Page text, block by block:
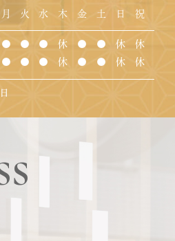
月 火 水 木 金 土 日 祝
● ● ● 休 ● ● 休
休
● ● ● 休 ● ● 休 休